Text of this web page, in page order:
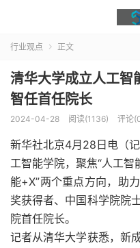
行业观点  正文
清华大学成立人工智
智任首任院长
2024-04-28 阅读(1136) 评论
新华社北京4月28日电（
工智能学院，聚焦“人工智
能+X”两个重点方向，助
奖获得者、中国科学院院
院首任院长。
记者从清华大学获悉，新